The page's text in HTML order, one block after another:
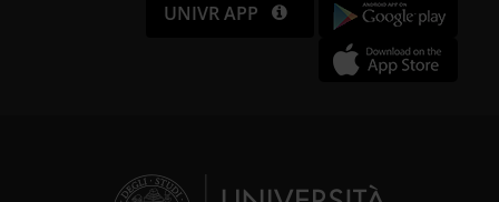
UNIVR APP